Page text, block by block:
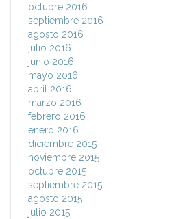
octubre 2016
septiembre 2016
agosto 2016
julio 2016
junio 2016
mayo 2016
abril 2016
marzo 2016
febrero 2016
enero 2016
diciembre 2015
noviembre 2015
octubre 2015
septiembre 2015
agosto 2015
julio 2015